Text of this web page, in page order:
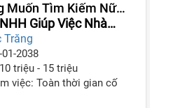
Muốn Tìm Kiếm Nữ
Gia Đình Nhà Mình
Giúp Việc Nhà
Trăng
2038
triệu - 15 triệu
việc: Toàn thời gian cố